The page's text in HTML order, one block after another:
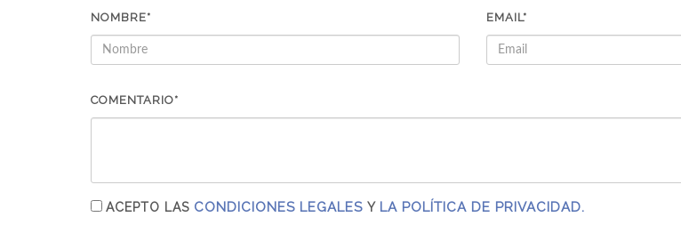
NOMBRE* EMAIL*
COMENTARIO*
ACEPTO LAS CONDICIONES LEGALES Y LA POLÍTICA DE PRIVACIDAD.